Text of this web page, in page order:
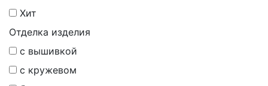
Хит
Отделка изделия
с вышивкой
с кружевом